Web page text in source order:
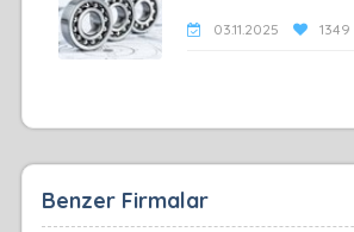
03.11.2025 1349
Benzer Firmalar